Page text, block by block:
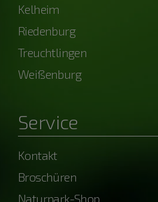
Kelheim
Riedenburg
Treuchtlingen
Weißenburg
Service
Kontakt
Broschüren
Naturpark-Shop